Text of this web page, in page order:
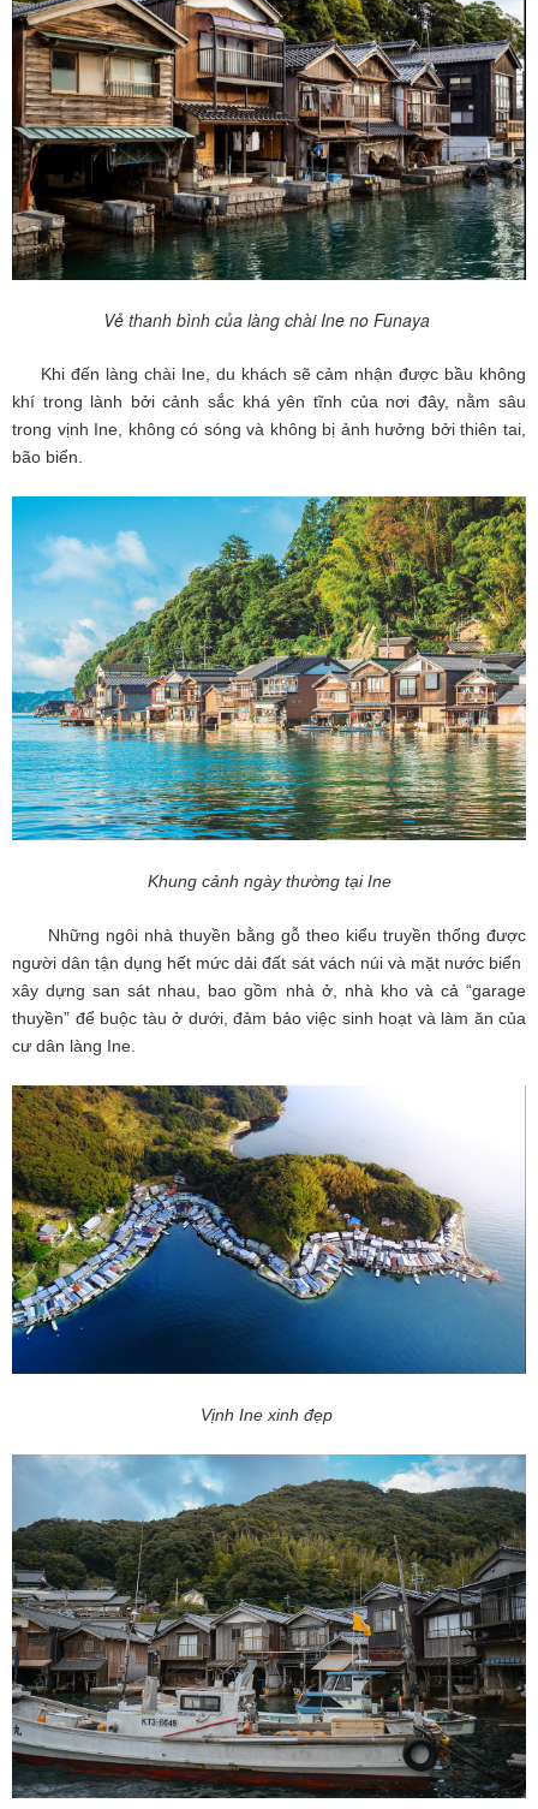
Vẻ thanh bình của làng chài Ine no Funaya
Khi đến làng chài Ine, du khách sẽ cảm nhận được bầu không
khí trong lành bởi cảnh sắc khá yên tĩnh của nơi đây, nằm sâu
trong vịnh Ine, không có sóng và không bị ảnh hưởng bởi thiên tai,
bão biển.
Khung cảnh ngày thường tại Ine
Những ngôi nhà thuyền bằng gỗ theo kiểu truyền thống được
người dân tận dụng hết mức dải đất sát vách núi và mặt nước biển
xây dựng san sát nhau, bao gồm nhà ở, nhà kho và cả “garage
thuyền” để buộc tàu ở dưới, đảm bảo việc sinh hoạt và làm ăn của
cư dân làng Ine.
Vịnh Ine xinh đẹp